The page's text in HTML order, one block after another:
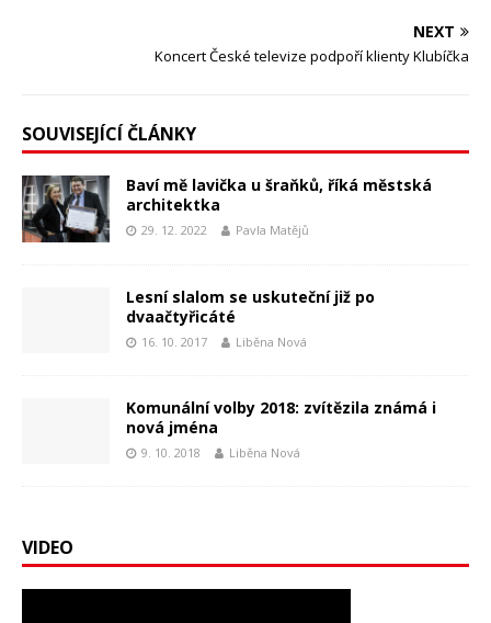
NEXT
Koncert České televize podpoří klienty Klubíčka
SOUVISEJÍCÍ ČLÁNKY
Baví mě lavička u šraňků, říká městská
architektka
29. 12. 2022 Pavla Matějů
Lesní slalom se uskuteční již po
dvaačtyřicáté
16. 10. 2017 Liběna Nová
Komunální volby 2018: zvítězila známá i
nová jména
9. 10. 2018 Liběna Nová
VIDEO